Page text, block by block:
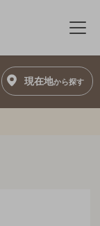
メ
現在地から探す